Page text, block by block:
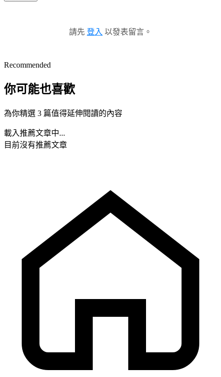
請先 登入 以發表留言。
Recommended
你可能也喜歡
為你精選 3 篇值得延伸閱讀的內容
載入推薦文章中...
目前沒有推薦文章